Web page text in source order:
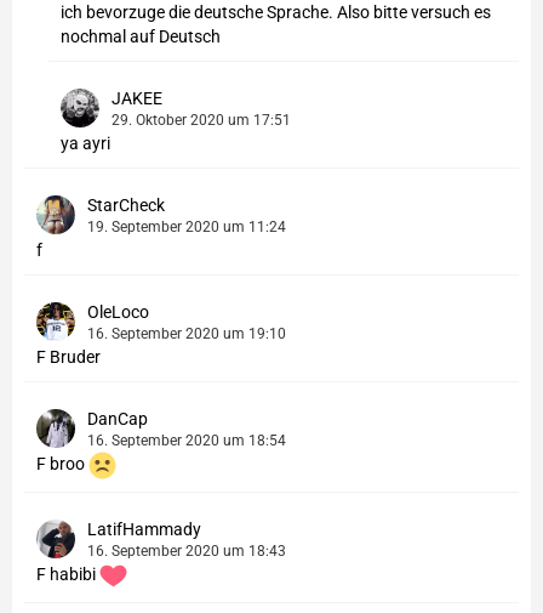
ich bevorzuge die deutsche Sprache. Also bitte versuch es
nochmal auf Deutsch
JAKEE
29. Oktober 2020 um 17:51
ya ayri
StarCheck
19. September 2020 um 11:24
f
OleLoco
16. September 2020 um 19:10
F Bruder
DanCap
16. September 2020 um 18:54
F broo
LatifHammady
16. September 2020 um 18:43
F habibi